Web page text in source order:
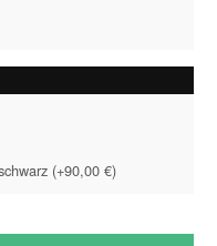
(+90,00 €)